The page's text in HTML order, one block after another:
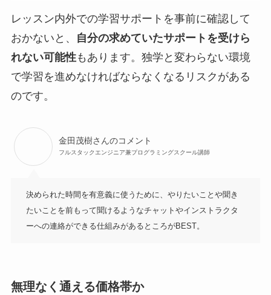
レッスン内外での学習サポートを事前に確認して
おかないと、
自分の求めていたサポートを受けら
れない可能性もあります。独学と変わらない環境
で学習を進めなければならなくなるリスクがある
のです。
金田茂樹さんのコメント
フルスタックエンジニア兼プログラミングスクール講師
決められた時間を有意義に使うために、やりたいことや聞き
たいことを前もって聞けるようなチャットやインストラクタ
ーへの連絡ができる仕組みがあるところがBEST。
無理なく通える価格帯か